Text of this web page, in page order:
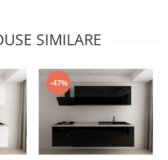
SIMILARE
-47%